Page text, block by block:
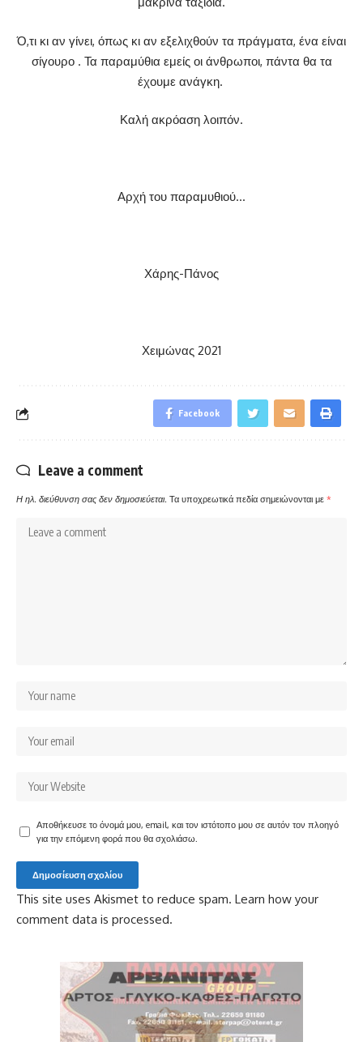
Ό,τι κι αν γίνει, όπως κι αν εξελιχθούν τα πράγματα, ένα είναι
σίγουρο . Τα παραμύθια εμείς οι άνθρωποι, πάντα θα τα
έχουμε ανάγκη.
Καλή ακρόαση λοιπόν.
Αρχή του παραμυθιού…
Χάρης-Πάνος
Χειμώνας 2021
Facebook
Leave a comment
Η ηλ. διεύθυνση σας δεν δημοσιεύεται. Τα υποχρεωτικά πεδία σημειώνονται με *
Αποθήκευσε το όνομά μου, email, και τον ιστότοπο μου σε αυτόν τον πλοηγό
για την επόμενη φορά που θα σχολιάσω.
This site uses Akismet to reduce spam. Learn how your
comment data is processed.